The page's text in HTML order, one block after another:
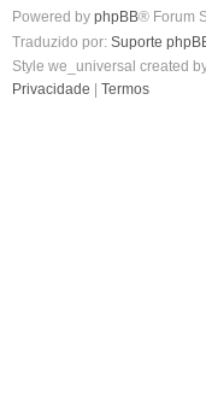
Powered by phpBB® Forum
Traduzido por: Suporte
Style we_universal created
Privacidade
Termos